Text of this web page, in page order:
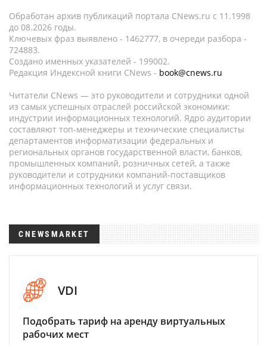
Обработан архив публикаций портала CNews.ru c 11.1998
до 08.2026 годы.
Ключевых фраз выявлено - 1462777, в очереди разбора -
724883.
Создано именных указателей - 199002.
Редакция Индексной книги CNews - book@cnews.ru
Читатели CNews — это руководители и сотрудники одной
из самых успешных отраслей российской экономики:
индустрии информационных технологий. Ядро аудитории
составляют топ-менеджеры и технические специалисты
департаментов информатизации федеральных и
региональных органов государственной власти, банков,
промышленных компаний, розничных сетей, а также
руководители и сотрудники компаний-поставщиков
информационных технологий и услуг связи.
CNEWSMARKET
VDI
Подобрать тариф на аренду виртуальных
рабочих мест